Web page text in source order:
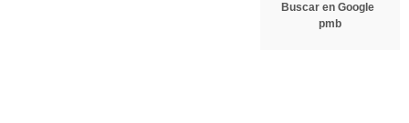
Buscar en Google
pmb